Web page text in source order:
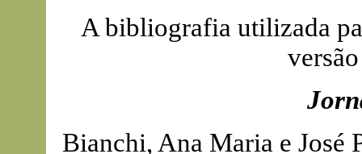
A bibliografia utilizada
Bianchi, Ana Maria e José